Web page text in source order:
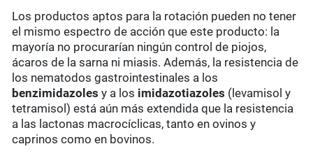
Los productos aptos para la rotación pueden no tener
el mismo espectro de acción que este producto: la
mayoría no procurarían ningún control de piojos,
ácaros de la sarna ni miasis. Además, la resistencia de
los nematodos gastrointestinales a los
benzimidazoles y a los imidazotiazoles (levamisol y
tetramisol) está aún más extendida que la resistencia
a las lactonas macrocíclicas, tanto en ovinos y
caprinos como en bovinos.